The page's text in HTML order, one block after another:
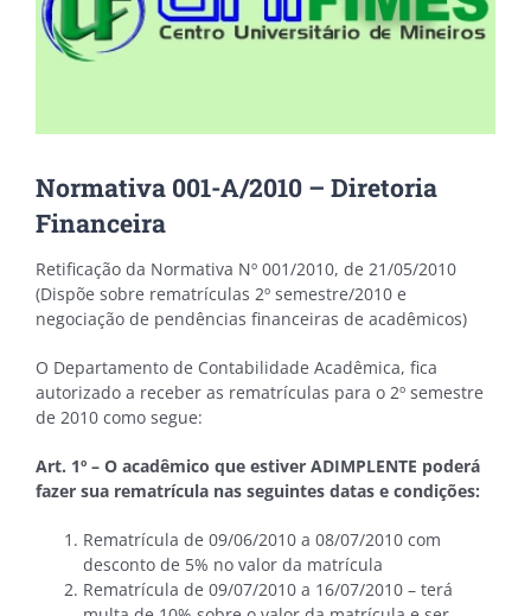
Normativa 001-A/2010 – Diretoria
Financeira
Retificação da Normativa Nº 001/2010, de 21/05/2010
(Dispõe sobre rematrículas 2º semestre/2010 e
negociação de pendências financeiras de acadêmicos)
O Departamento de Contabilidade Acadêmica, fica
autorizado a receber as rematrículas para o 2º semestre
de 2010 como segue:
Art. 1º – O acadêmico que estiver ADIMPLENTE poderá
fazer sua rematrícula nas seguintes datas e condições:
Rematrícula de 09/06/2010 a 08/07/2010 com
desconto de 5% no valor da matrícula
Rematrícula de 09/07/2010 a 16/07/2010 – terá